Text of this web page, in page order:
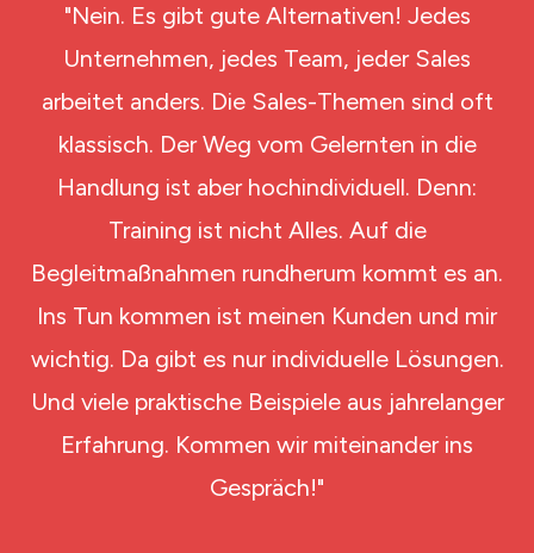
"Nein. Es gibt gute Alternativen! Jedes
Unternehmen, jedes Team, jeder Sales
arbeitet anders. Die Sales-Themen sind oft
klassisch. Der Weg vom Gelernten in die
Handlung ist aber hochindividuell. Denn:
Training ist nicht Alles. Auf die
Begleitmaßnahmen rundherum kommt es an.
Ins Tun kommen ist meinen Kunden und mir
wichtig. Da gibt es nur individuelle Lösungen.
Und viele praktische Beispiele aus jahrelanger
Erfahrung. Kommen wir miteinander ins
Gespräch!"